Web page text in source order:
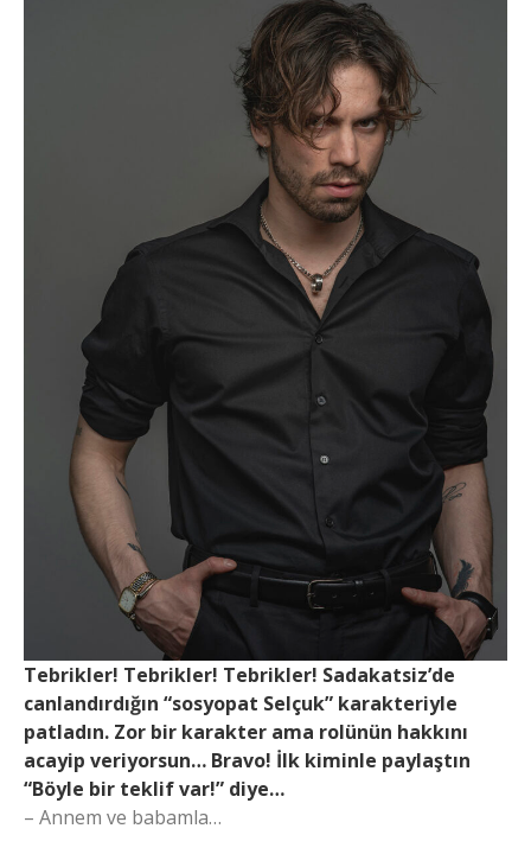
Tebrikler! Tebrikler! Tebrikler! Sadakatsiz’de
canlandırdığın “sosyopat Selçuk” karakteriyle
patladın. Zor bir karakter ama rolünün hakkını
acayip veriyorsun… Bravo! İlk kiminle paylaştın
“Böyle bir teklif var!” diye…
– Annem ve babamla…